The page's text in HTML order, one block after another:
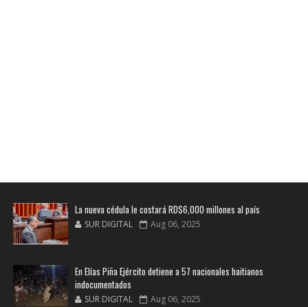
La nueva cédula le costará RD$6,000 millones al país
SUR DIGITAL Aug 06, 2025
En Elías Piña Ejército detiene a 57 nacionales haitianos
indocumentados
SUR DIGITAL Aug 06, 2025